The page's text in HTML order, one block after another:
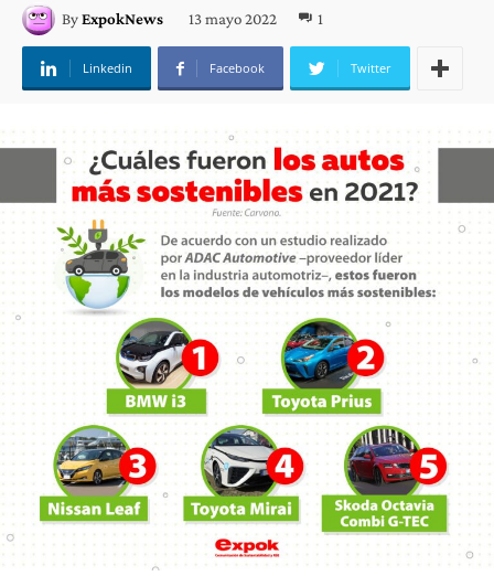
ByExpokNews 13 mayo 2022 1
Linkedin Facebook Twitter